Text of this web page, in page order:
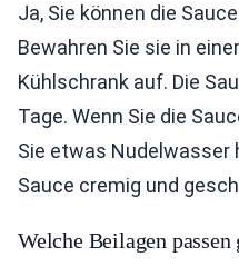
Ja, Sie können die
Bewahren Sie sie in
Kühlschrank auf. Die
Tage. Wenn Sie die
Sie etwas Nudelwasser
Sauce cremig und
Welche Beilagen passen